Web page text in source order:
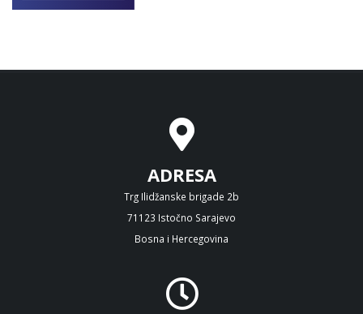
ADRESA
Trg Ilidžanske brigade 2b
71123 Istočno Sarajevo
Bosna i Hercegovina